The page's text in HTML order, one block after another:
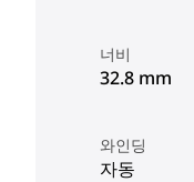
너비
32.8 mm
와인딩
자동